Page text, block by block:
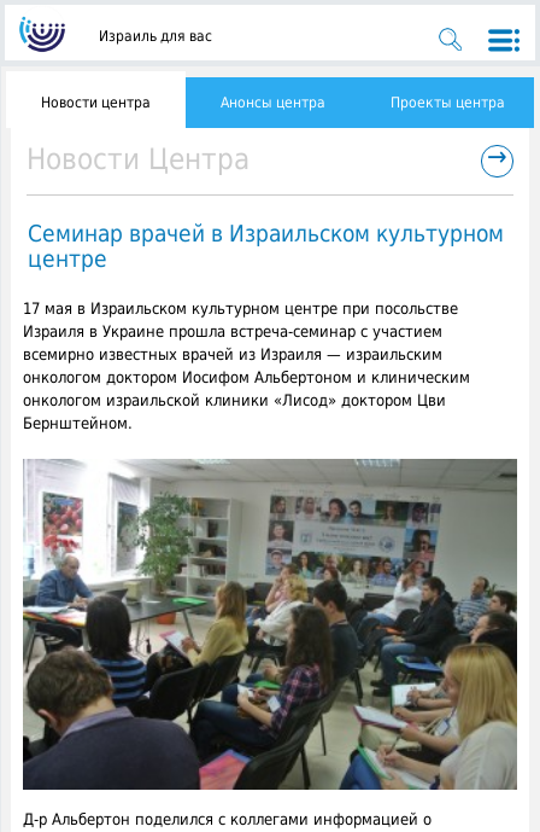
Израиль для вас
Новости центра Анонсы центра Проекты центра
Новости Центра →
Семинар врачей в Израильском культурном
центре
17 мая в Израильском культурном центре при посольстве
Израиля в Украине прошла встреча-семинар с участием
всемирно известных врачей из Израиля — израильским
онкологом доктором Иосифом Альбертоном и клиническим
онкологом израильской клиники «Лисод» доктором Цви
Бернштейном.
Д-р Альбертон поделился с коллегами информацией о